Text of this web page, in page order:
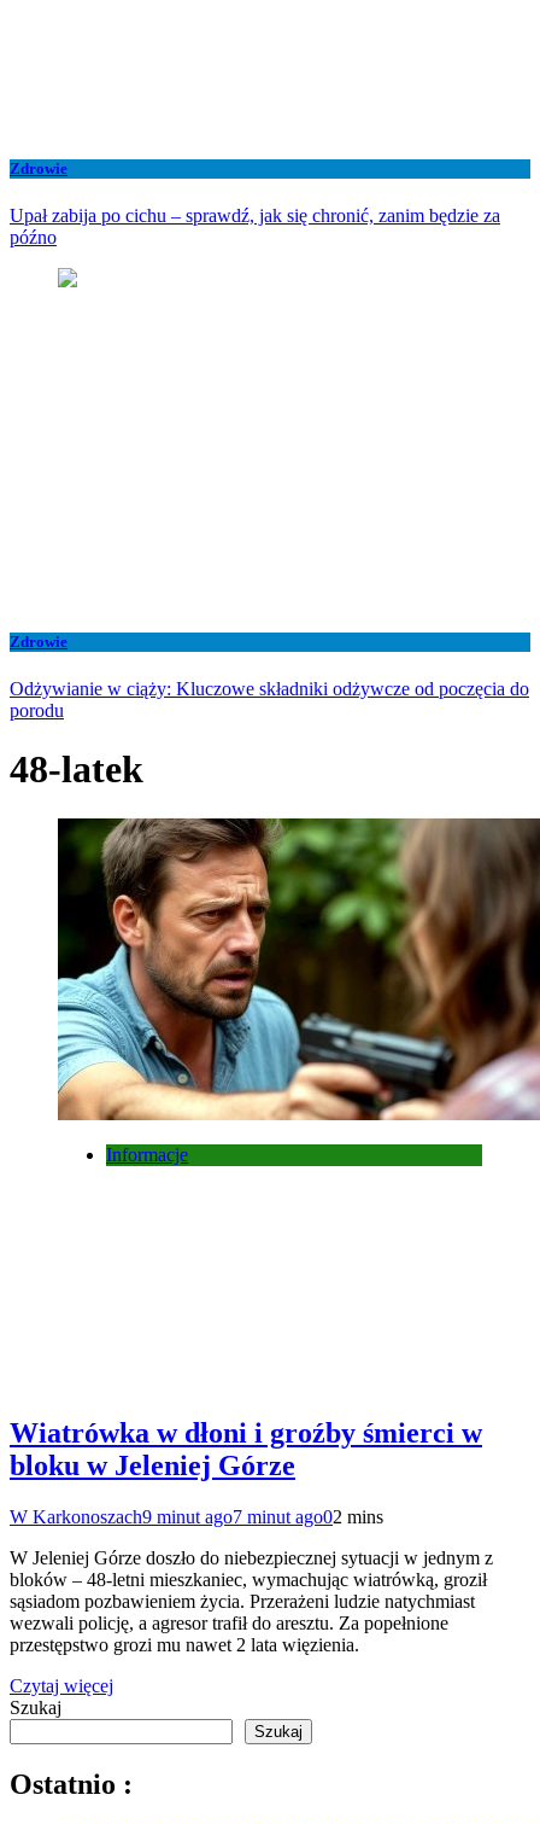
Zdrowie
Upał zabija po cichu – sprawdź, jak się chronić, zanim będzie za
późno
Zdrowie
Odżywianie w ciąży: Kluczowe składniki odżywcze od poczęcia do
porodu
48-latek
Informacje
Wiatrówka w dłoni i groźby śmierci w
bloku w Jeleniej Górze
W Karkonoszach9 minut ago7 minut ago02 mins
W Jeleniej Górze doszło do niebezpiecznej sytuacji w jednym z
bloków – 48-letni mieszkaniec, wymachując wiatrówką, groził
sąsiadom pozbawieniem życia. Przerażeni ludzie natychmiast
wezwali policję, a agresor trafił do aresztu. Za popełnione
przestępstwo grozi mu nawet 2 lata więzienia.
Czytaj więcej
Szukaj
Szukaj
Ostatnio :